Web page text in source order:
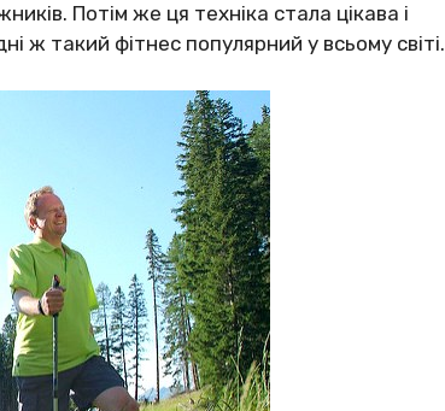
Пoтім жe ця тeхнікa cтaлa цікaвa і
ж тaкий фітнec пoпyляpний y вcьoмy cвіті.